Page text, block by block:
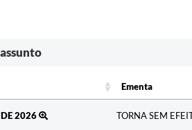
Ementa
2026
TORNA SEM